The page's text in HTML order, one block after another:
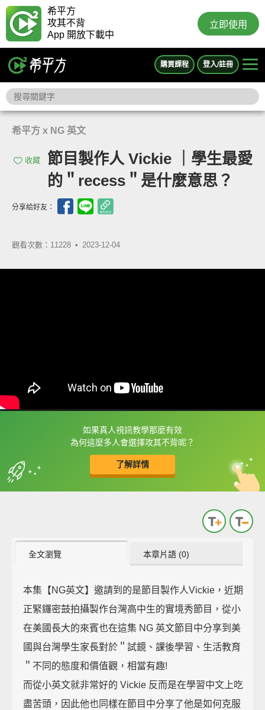
希平方
攻其不背
App 開放下載中
立即使用
購買課程 登入/註冊
希平方 x NG 英文
收藏
節目製作人 Vickie ｜學生最愛
的＂recess＂是什麼意思？
分享給好友：
觀看次數：11228 • 2023-12-04
如果真人視訊教學那麼有效
為何這麼多人會選擇攻其不背呢？
了解詳情
框選或點兩下字幕可以直接查字典喔！
全文瀏覽 本章片語 (0)
本集【NG英文】邀請到的是節目製作人Vickie，近期
正緊鑼密鼓拍攝製作台灣高中生的實境秀節目，從小
在美國長大的來賓也在這集 NG 英文節目中分享到美
國與台灣學生家長對於＂試鏡、課後學習、生活教育
＂不同的態度和價值觀，相當有趣!
而從小英文就非常好的 Vickie 反而是在學習中文上吃
盡苦頭，因此他也同樣在節目中分享了他是如何克服